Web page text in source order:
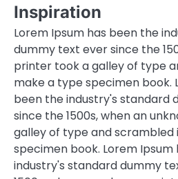
Inspiration
Lorem Ipsum has been the
dummy text ever since the
printer took a galley of type
make a type specimen book.
been the industry's standard
since the 1500s, when an
galley of type and
specimen book. Lorem
industry's standard dummy